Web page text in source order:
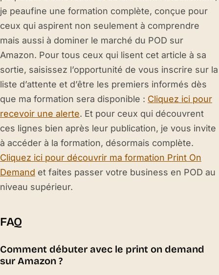
je peaufine une formation complète, conçue pour
ceux qui aspirent non seulement à comprendre
mais aussi à dominer le marché du POD sur
Amazon. Pour tous ceux qui lisent cet article à sa
sortie, saisissez l’opportunité de vous inscrire sur la
liste d’attente et d’être les premiers informés dès
que ma formation sera disponible : Cliquez ici pour
recevoir une alerte. Et pour ceux qui découvrent
ces lignes bien après leur publication, je vous invite
à accéder à la formation, désormais complète.
Cliquez ici pour découvrir ma formation Print On
Demand et faites passer votre business en POD au
niveau supérieur.
FAQ
Comment débuter avec le print on demand
sur Amazon ?